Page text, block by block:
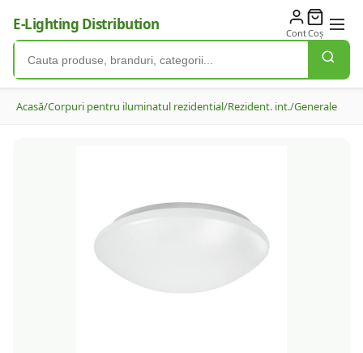
E-Lighting Distribution ContCoș
Acasă/Corpuri pentru iluminatul rezidential/Rezident. int./Generale